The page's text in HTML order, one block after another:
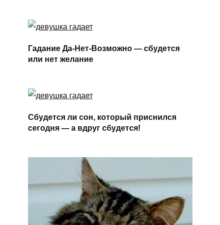
Гадание Да-Нет-Возможно — сбудется
или нет желание
Сбудется ли сон, который приснился
сегодня — а вдруг сбудется!